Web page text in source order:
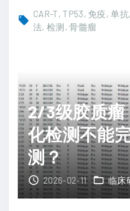
色
素
的
「
新
生
」
之
路
发
瘤
：
自
体
干
细
胞
CAR-T TP53 免疫 单抗
法 检测 骨髓瘤
2/3级胶质瘤
化检测不能
测？
2026-02-11 临床